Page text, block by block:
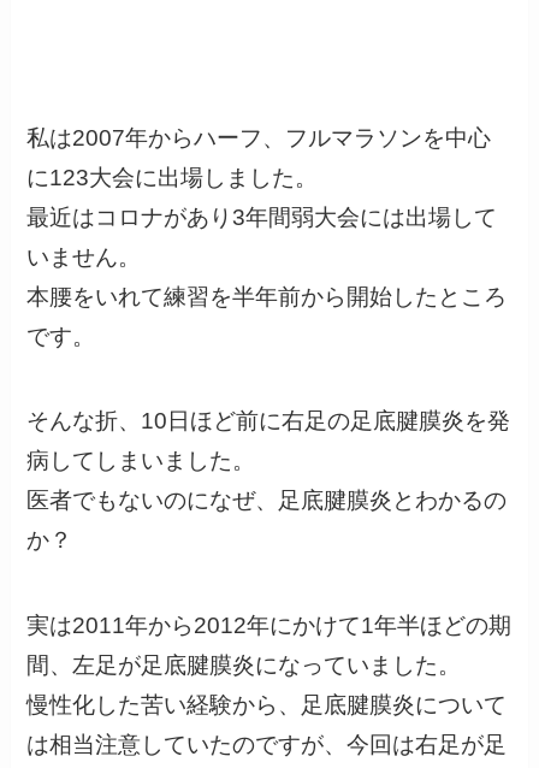
私は2007年からハーフ、フルマラソンを中心
に123大会に出場しました。
最近はコロナがあり3年間弱大会には出場して
いません。
本腰をいれて練習を半年前から開始したところ
です。
そんな折、10日ほど前に右足の足底腱膜炎を発
病してしまいました。
医者でもないのになぜ、足底腱膜炎とわかるの
か？
実は2011年から2012年にかけて1年半ほどの期
間、左足が足底腱膜炎になっていました。
慢性化した苦い経験から、足底腱膜炎について
は相当注意していたのですが、今回は右足が足